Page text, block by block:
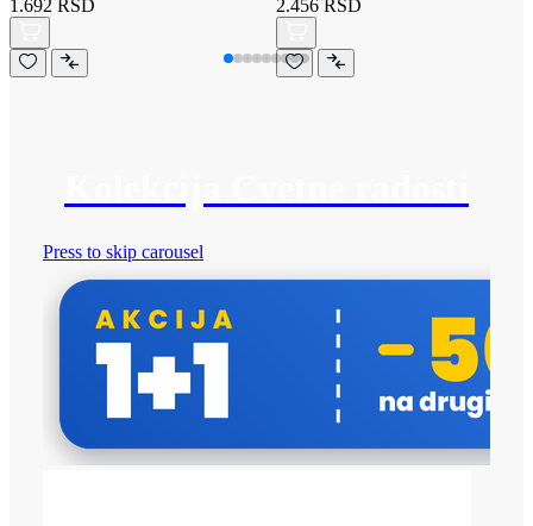
1.692 RSD
2.456 RSD
Press to skip carousel